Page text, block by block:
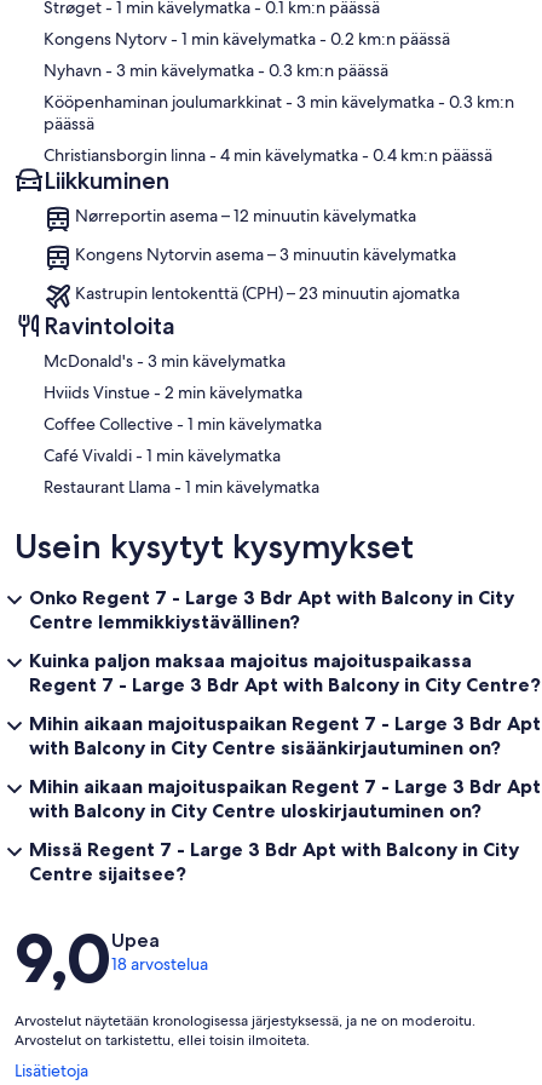
Soon to be your favourites:
2. Tivoli, amusement park – 1,1 km
3. Ny Carlsberg Glyptotek, art museum – 1,2 km
4. Torvehallerne, food heaven – 1,1 km
5. Louisiana, museum of modern art – 38,8 km
Nearby things that you should know about:
1. Kongens Nytorv, metro station – 170 m
2. Pharmacy (Vaisenhus Apotek) – 700 m
3. Føtex, food and convenience store – 120 m
4. København Lufthavn, airport – 8,6 km
5. Rigshospitalet (national hospital) – 2,8 km
Kartta
Strøget- 1 min kävelymatka- 0.1 km:n päässä
Kongens Nytorv- 1 min kävelymatka- 0.2 km:n päässä
Nyhavn- 3 min kävelymatka- 0.3 km:n päässä
Kööpenhaminan joulumarkkinat- 3 min kävelymatka- 0.3 km:n
päässä
Christiansborgin linna- 4 min kävelymatka- 0.4 km:n päässä
Liikkuminen
Nørreportin asema – 12 minuutin kävelymatka
Kongens Nytorvin asema – 3 minuutin kävelymatka
Kastrupin lentokenttä (CPH) – 23 minuutin ajomatka
Ravintoloita
‪McDonald's - ‬3 min kävelymatka
‪Hviids Vinstue - ‬2 min kävelymatka
‪Coffee Collective - ‬1 min kävelymatka
‪Café Vivaldi - ‬1 min kävelymatka
‪Restaurant Llama - ‬1 min kävelymatka
Usein kysytyt kysymykset
Onko Regent 7 - Large 3 Bdr Apt with Balcony in City
Centre lemmikkiystävällinen?
Kuinka paljon maksaa majoitus majoituspaikassa
Regent 7 - Large 3 Bdr Apt with Balcony in City Centre?
Mihin aikaan majoituspaikan Regent 7 - Large 3 Bdr Apt
with Balcony in City Centre sisäänkirjautuminen on?
Mihin aikaan majoituspaikan Regent 7 - Large 3 Bdr Apt
with Balcony in City Centre uloskirjautuminen on?
Missä Regent 7 - Large 3 Bdr Apt with Balcony in City
Centre sijaitsee?
Arvostelut
9,0Upea
18 arvostelua
Arvostelut näytetään kronologisessa järjestyksessä, ja ne on moderoitu.
Arvostelut on tarkistettu, ellei toisin ilmoiteta.
Lisätietoja
Avautuu